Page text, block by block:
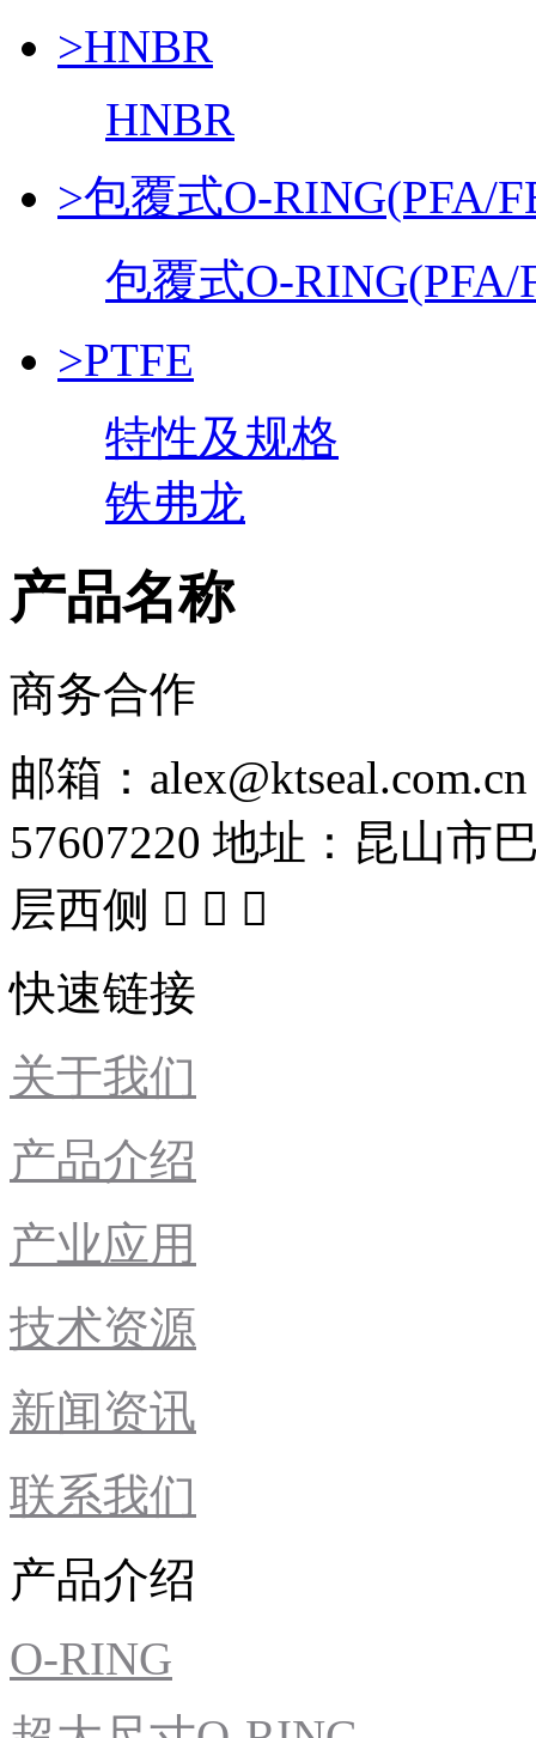
>HNBR
HNBR
>包覆式O-RING(PFA/
包覆式O-RING(PFA/
>PTFE
特性及规格
铁弗龙
产品名称
商务合作
邮箱：alex@ktseal.com.cn
57607220 地址：昆山市
层西侧   
快速链接
关于我们
产品介绍
产业应用
技术资源
新闻资讯
联系我们
产品介绍
O-RING